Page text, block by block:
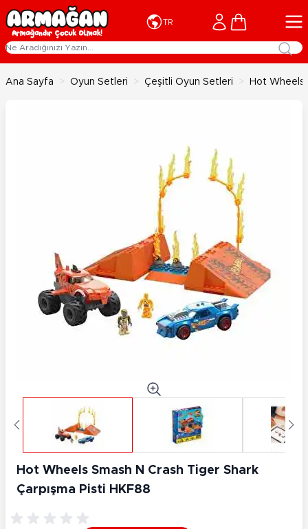
İçeriğe geç
TR Cart
Ana Sayfa > Oyun Setleri > Çeşitli Oyun Setleri > Hot Wheels
Hot Wheels Smash N Crash Tiger Shark
Çarpışma Pisti HKF88